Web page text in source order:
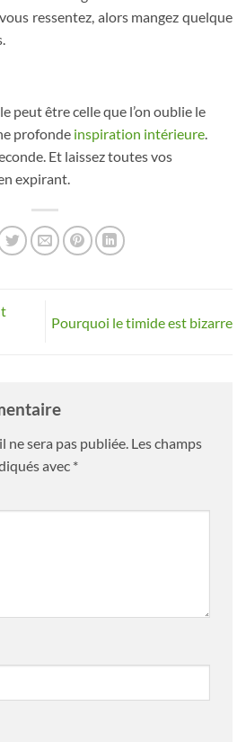
ressentez, alors mangez quelque
peut être celle que l’on oublie le
profonde inspiration intérieure.
Et laissez toutes vos
expirant.
Pourquoi le timide est bizarre
ne sera pas publiée. Les champs
avec *